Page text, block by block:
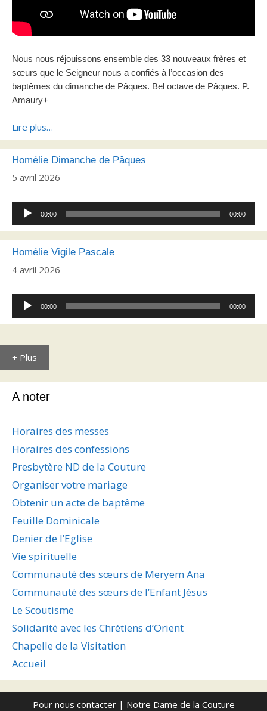
Nous nous réjouissons ensemble des 33 nouveaux frères et
sœurs que le Seigneur nous a confiés à l’occasion des
baptêmes du dimanche de Pâques. Bel octave de Pâques. P.
Amaury+
Lire plus…
Homélie Dimanche de Pâques
5 avril 2026
Lecteur
audio
00:00 00:00
Homélie Vigile Pascale
4 avril 2026
Lecteur
audio
00:00 00:00
+ Plus
A noter
Horaires des messes
Horaires des confessions
Presbytère ND de la Couture
Organiser votre mariage
Obtenir un acte de baptême
Feuille Dominicale
Denier de l’Eglise
Vie spirituelle
Communauté des sœurs de Meryem Ana
Communauté des sœurs de l’Enfant Jésus
Le Scoutisme
Solidarité avec les Chrétiens d’Orient
Chapelle de la Visitation
Accueil
Pour nous contacter| Notre Dame de la Couture